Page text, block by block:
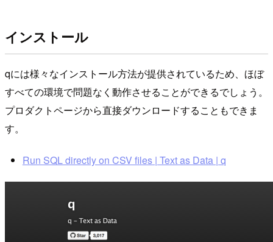
インストール
qには様々なインストール方法が提供されているため、ほぼ
すべての環境で問題なく動作させることができるでしょう。
プロダクトページから直接ダウンロードすることもできま
す。
Run SQL directly on CSV files | Text as Data | q